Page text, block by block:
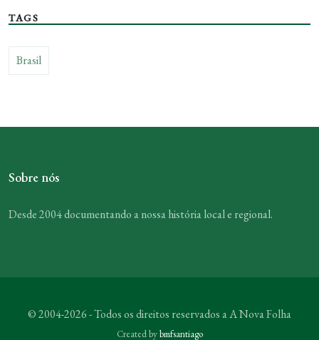
TAGS
Brasil
Sobre nós
Desde 2004 documentando a nossa história local e regional.
© 2004-2026 - Todos os direitos reservados aA Nova Folha
Created bybmfsantiago